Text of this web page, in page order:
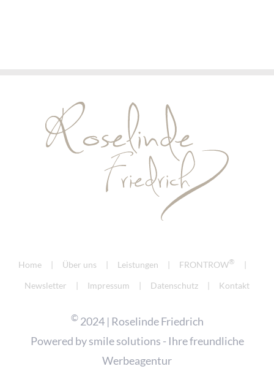
Home Über uns Leistungen FRONTROW®
Newsletter Impressum Datenschutz Kontakt
©2024 | Roselinde Friedrich
Powered bysmile solutions - Ihre freundliche
Werbeagentur